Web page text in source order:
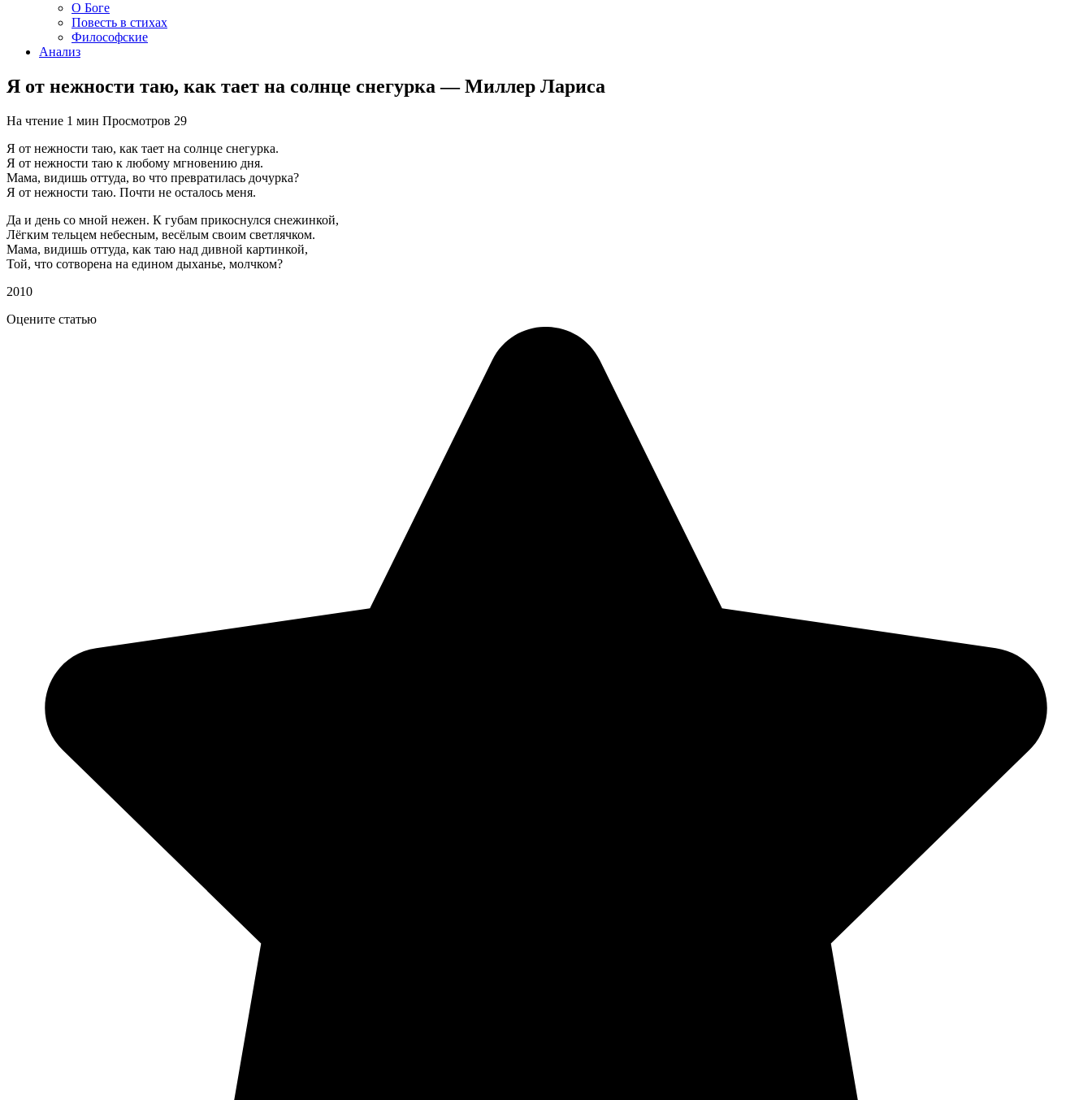
О Боге
Повесть в стихах
Философские
Анализ
Я от нежности таю, как тает на солнце снегурка — Миллер Лариса
На чтение 1 мин Просмотров 29
Я от нежности таю, как тает на солнце снегурка.
Я от нежности таю к любому мгновению дня.
Мама, видишь оттуда, во что превратилась дочурка?
Я от нежности таю. Почти не осталось меня.
Да и день со мной нежен. К губам прикоснулся снежинкой,
Лёгким тельцем небесным, весёлым своим светлячком.
Мама, видишь оттуда, как таю над дивной картинкой,
Той, что сотворена на едином дыханье, молчком?
2010
Оцените статью